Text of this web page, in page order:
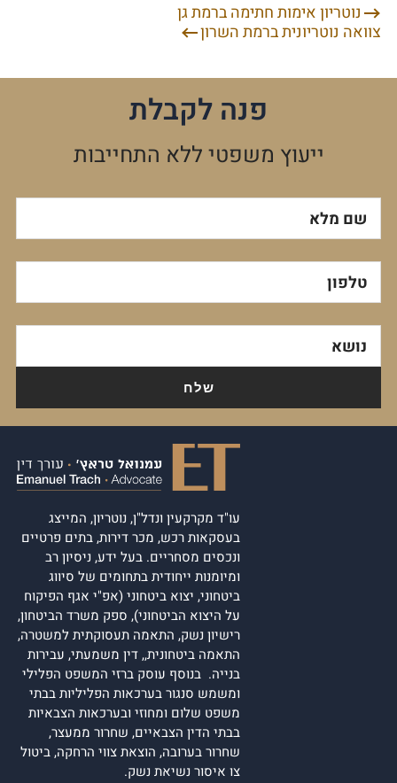
ניווטנוטריון אימות חתימה ברמת גן
צוואה נוטריונית ברמת השרון
פנה לקבלת
ייעוץ משפטי ללא התחייבות
שם מלא
טלפון
נושא
עו"ד מקרקעין ונדל"ן, נוטריון, המייצג
בעסקאות רכש, מכר דירות, בתים פרטיים
ונכסים מסחריים. בעל ידע, ניסיון רב
ומיומנות ייחודית בתחומים של סיווג
ביטחוני, יצוא ביטחוני (אפ"י אגף הפיקוח
על היצוא הביטחוני), ספק משרד הביטחון,
רישיון נשק, התאמה תעסוקתית למשטרה,
התאמה ביטחונית,, דין משמעתי, עבירות
בנייה. בנוסף עוסק ברזי המשפט הפלילי
ומשמש סנגור בערכאות הפליליות בבתי
משפט שלום ומחוזי ובערכאות הצבאיות
בבתי הדין הצבאיים, שחרור ממעצר,
שחרור בערובה, הוצאת צווי הרחקה, ביטול
צו איסור נשיאת נשק.